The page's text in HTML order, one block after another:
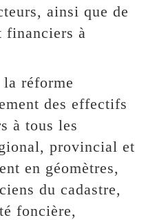
ainsi que de
financiers à
réforme
des effectifs
à tous les
provincial et
en géomètres,
du cadastre,
foncière,